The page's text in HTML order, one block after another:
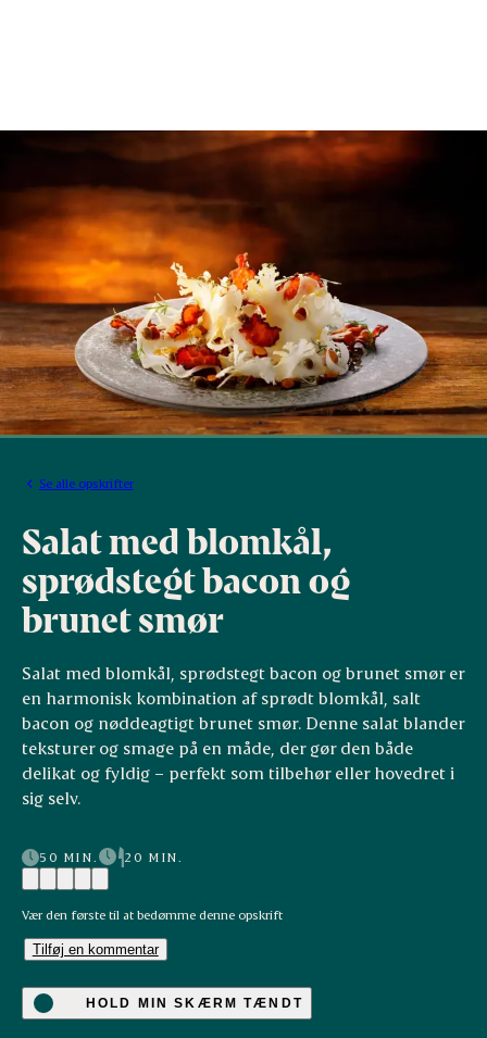
Se alle opskrifter
Salat med blomkål,
sprødstegt bacon og
brunet smør
Salat med blomkål, sprødstegt bacon og brunet smør er
en harmonisk kombination af sprødt blomkål, salt
bacon og nøddeagtigt brunet smør. Denne salat blander
teksturer og smage på en måde, der gør den både
delikat og fyldig – perfekt som tilbehør eller hovedret i
sig selv.
50 MIN. 20 MIN.
Vær den første til at bedømme denne opskrift
Tilføj en kommentar
HOLD MIN SKÆRM TÆNDT